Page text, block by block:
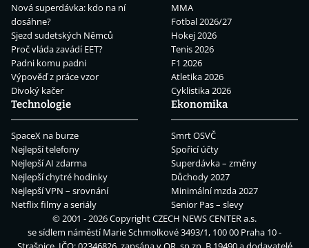
Nová superdávka: kdo na ní
dosáhne?
Sjezd sudetských Němců
Proč vláda zavádí EET?
Padni komu padni
Výpověď z práce vzor
Divoký kačer
MMA
Fotbal 2026/27
Hokej 2026
Tenis 2026
F1 2026
Atletika 2026
Cyklistika 2026
Technologie
SpaceX na burze
Nejlepší telefony
Nejlepší AI zdarma
Nejlepší chytré hodinky
Nejlepší VPN – srovnání
Netflix filmy a seriály
Ekonomika
Smrt OSVČ
Spořicí účty
Superdávka – změny
Důchody 2027
Minimální mzda 2027
Senior Pas – slevy
© 2001 - 2026 CopyrightCZECH NEWS CENTER a.s.
se sídlem náměstí Marie Schmolkové 3493/1, 100 00 Praha 10 -